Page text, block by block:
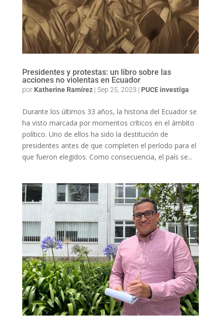
Presidentes y protestas: un libro sobre las
acciones no violentas en Ecuador
por Katherine Ramírez| Sep 25, 2023 | PUCE investiga
Durante los últimos 33 años, la historia del Ecuador se
ha visto marcada por momentos críticos en el ámbito
político. Uno de ellos ha sido la destitución de
presidentes antes de que completen el período para el
que fueron elegidos. Como consecuencia, el país se...